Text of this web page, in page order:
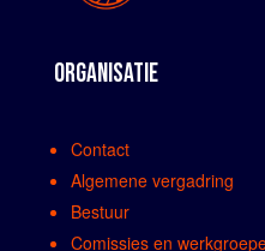
ORGANISATIE
Contact
Algemene vergadring
Bestuur
Comissies en